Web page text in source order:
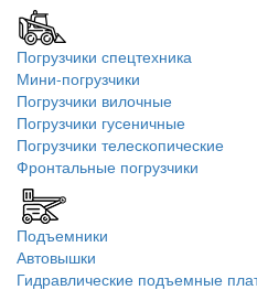
Погрузчики спецтехника
Мини-погрузчики
Погрузчики вилочные
Погрузчики гусеничные
Погрузчики телескопические
Фронтальные погрузчики
Подъемники
Автовышки
Гидравлические подъемные